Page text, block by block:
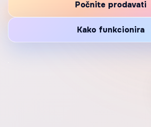
Počnite prodavati
Kako funkcionira